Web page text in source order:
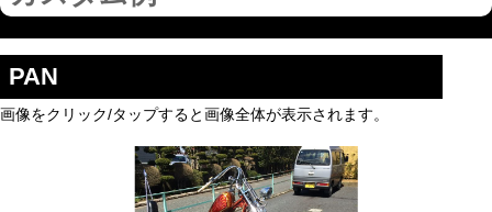
PAN
画像をクリック/タップすると画像全体が表示されます。